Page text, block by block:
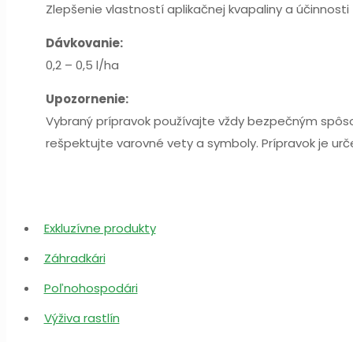
Zlepšenie vlastností aplikačnej kvapaliny a účinnosti
Dávkovanie:
0,2 – 0,5 l/ha
Upozornenie:
Vybraný prípravok používajte vždy bezpečným
rešpektujte varovné vety a symboly. Prípravok je
Exkluzívne produkty
Záhradkári
Poľnohospodári
Výživa rastlín